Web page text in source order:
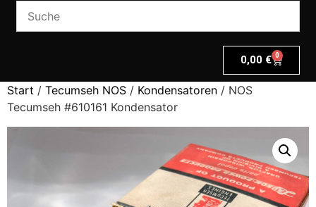
0,00 € 0
Start / Tecumseh NOS / Kondensatoren / NOS
Tecumseh #610161 Kondensator